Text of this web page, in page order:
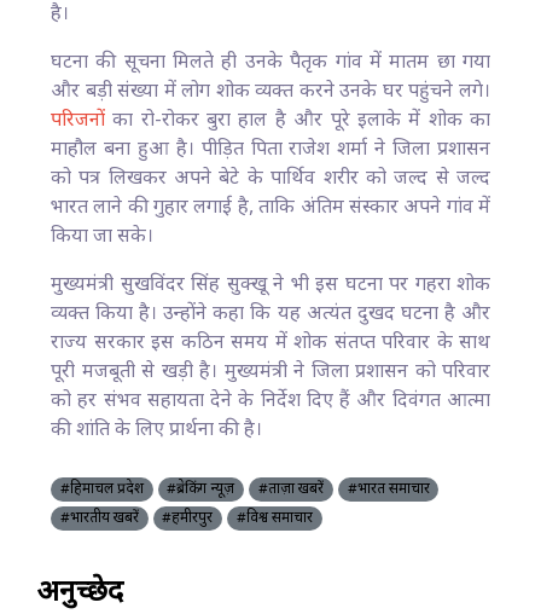
है।
घटना की सूचना मिलते ही उनके पैतृक गांव में मातम छा गया
और बड़ी संख्या में लोग शोक व्यक्त करने उनके घर पहुंचने लगे।
परिजनोंका रो-रोकर बुरा हाल है और पूरे इलाके में शोक का
माहौल बना हुआ है। पीड़ित पिता राजेश शर्मा ने जिला प्रशासन
को पत्र लिखकर अपने बेटे के पार्थिव शरीर को जल्द से जल्द
भारत लाने की गुहार लगाई है, ताकि अंतिम संस्कार अपने गांव में
किया जा सके।
मुख्यमंत्री सुखविंदर सिंह सुक्खू ने भी इस घटना पर गहरा शोक
व्यक्त किया है। उन्होंने कहा कि यह अत्यंत दुखद घटना है और
राज्य सरकार इस कठिन समय में शोक संतप्त परिवार के साथ
पूरी मजबूती से खड़ी है। मुख्यमंत्री ने जिला प्रशासन को परिवार
को हर संभव सहायता देने के निर्देश दिए हैं और दिवंगत आत्मा
की शांति के लिए प्रार्थना की है।
#हिमाचल प्रदेश #ब्रेकिंग न्यूज़ #ताज़ा खबरें
#भारत समाचार
#भारतीय खबरें
#हमीरपुर #विश्व समाचार
अनुच्छेद